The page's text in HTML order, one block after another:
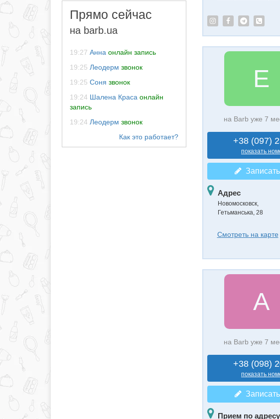
Прямо сейчас
на barb.ua
19:27 Анна онлайн запись
19:25 Леодерм звонок
19:25 Соня звонок
19:24 Шалена Краса онлайн
запись
19:24 Леодерм звонок
E
на Barb уже 7
+38 (097)
показать
Адрес
Новомосковск,
Гетьманська, 28
Смотреть на карте
A
на Barb уже 7
+38 (098)
показать
Прием по адресу